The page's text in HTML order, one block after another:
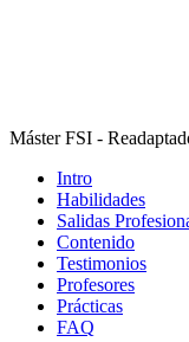
Máster FSI -
Intro
Habilidades
Salidas
Contenido
Testimonios
Profesores
Prácticas
FAQ